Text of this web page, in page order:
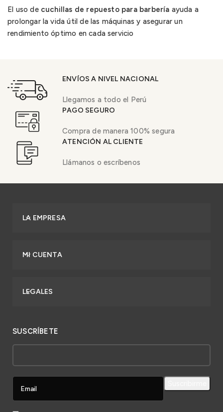
El uso de cuchillas de repuesto para barbería ayuda a
prolongar la vida útil de las máquinas y asegurar un
rendimiento óptimo en cada servicio
ENVÍOS A NIVEL NACIONAL
Llegamos a todo el Perú
PAGO SEGURO
Compra de manera 100% segura
ATENCIÓN AL CLIENTE
Llámanos o escríbenos
LA EMPRESA
MI CUENTA
LEGALES
SUSCRÍBETE